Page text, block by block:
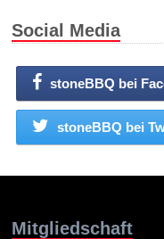
Social Media
stoneBBQ bei
stoneBBQ bei
Mitgliedschaft